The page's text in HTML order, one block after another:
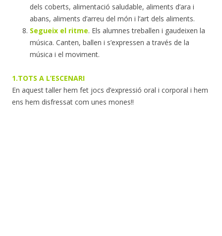
dels coberts, alimentació saludable, aliments d’ara i
abans, aliments d’arreu del món i l’art dels aliments.
Segueix el ritme. Els alumnes treballen i gaudeixen la
música. Canten, ballen i s’expressen a través de la
música i el moviment.
1.TOTS A L’ESCENARI
En aquest taller hem fet jocs d’expressió oral i corporal i hem
ens hem disfressat com unes mones!!